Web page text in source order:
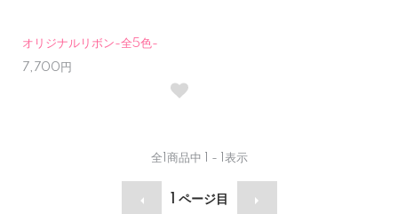
オリジナルリボン-全5色-
7,700円
全 商品中 1 - 1 表示
ページ目